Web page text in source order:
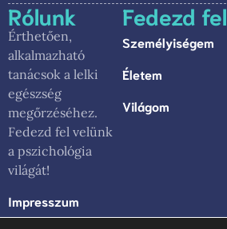
Rólunk
Érthetően,
alkalmazható
tanácsok a lelki
egészség
megőrzéséhez.
Fedezd fel velünk
a pszichológia
világát!
Impresszum
Fedezd fel
Személyiségem
Életem
Világom